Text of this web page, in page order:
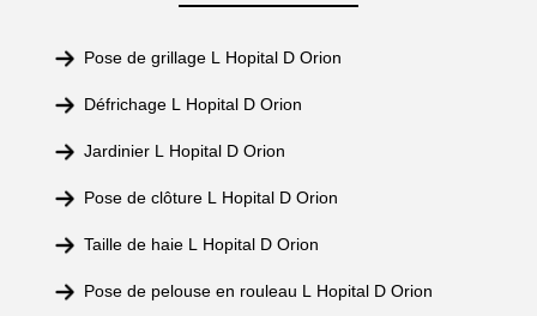
Pose de grillage L Hopital D Orion
Défrichage L Hopital D Orion
Jardinier L Hopital D Orion
Pose de clôture L Hopital D Orion
Taille de haie L Hopital D Orion
Pose de pelouse en rouleau L Hopital D Orion